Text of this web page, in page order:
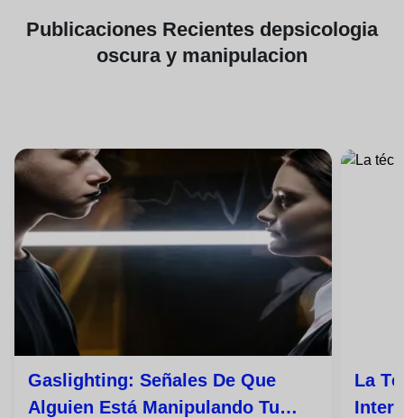
Publicaciones Recientes depsicologia
oscura y manipulacion
Gaslighting: Señales De Que
Alguien Está Manipulando Tu
La